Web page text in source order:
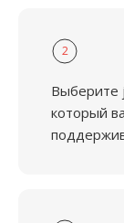
2
Выберите
который